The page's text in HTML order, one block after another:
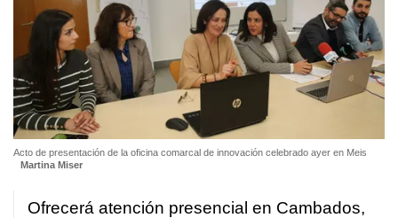
Acto de presentación de la oficina comarcal de innovación celebrado ayer en Meis
Martina Miser
Ofrecerá atención presencial en Cambados,